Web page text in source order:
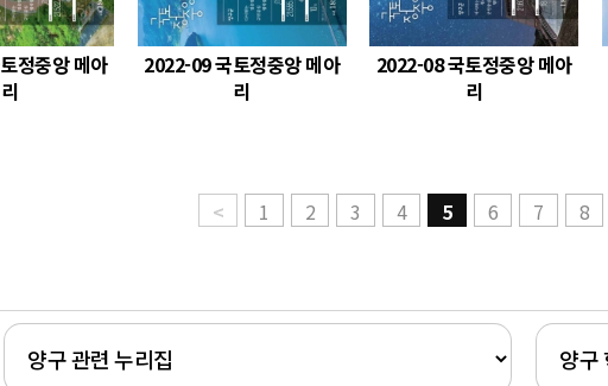
정중앙 메아
리
2022-09 국토정중앙 메아
리
2022-08 국토정중앙 메아
리
< 1 2 3 4 5 6 7 8